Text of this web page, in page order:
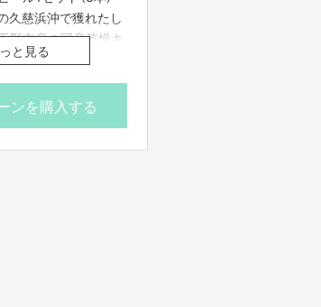
久慈浜沖で獲れたし
野市産の国産乾燥キ
ナ酒しらす】4パック
）
】ラベルステッカー1
と見る
ンを購入する